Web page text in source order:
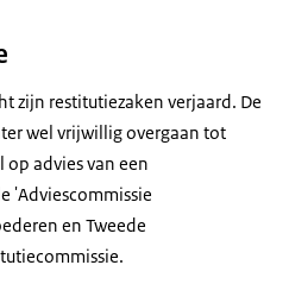
zijn restitutiezaken verjaard. De
wel vrijwillig overgaan tot
advies van een
'Adviescommissie
en Tweede